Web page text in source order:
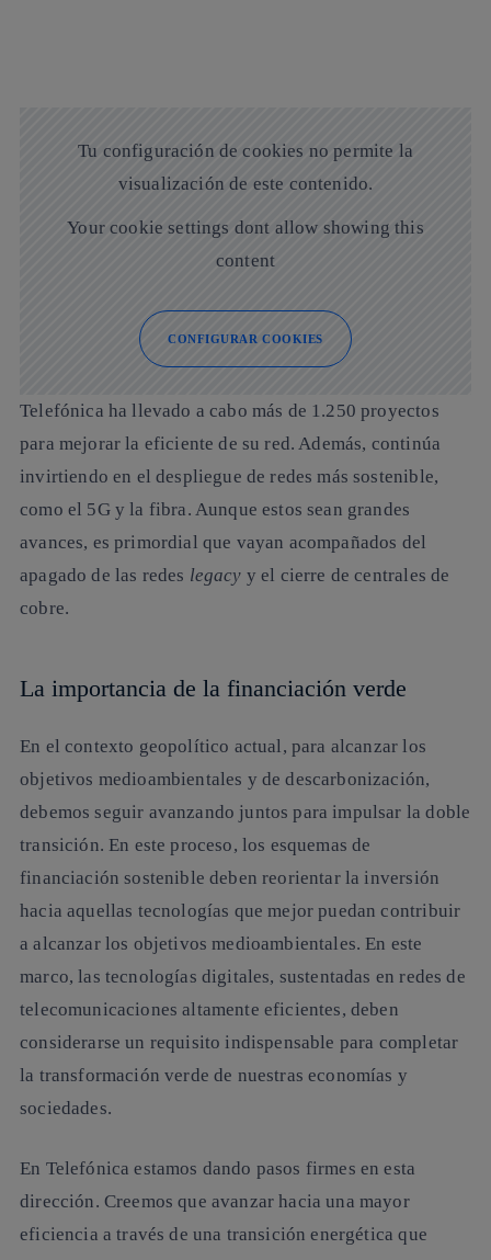
Tu configuración de cookies no permite la
visualización de este contenido.
Your cookie settings dont allow showing this
content
CONFIGURAR COOKIES
Telefónica ha llevado a cabo más de 1.250 proyectos
para mejorar la eficiente de su red. Además, continúa
invirtiendo en el despliegue de redes más sostenible,
como el 5G y la fibra. Aunque estos sean grandes
avances, es primordial que vayan acompañados del
apagado de las redes legacy y el cierre de centrales de
cobre.
La importancia de la financiación verde
En el contexto geopolítico actual, para alcanzar los
objetivos medioambientales y de descarbonización,
debemos seguir avanzando juntos para impulsar la doble
transición. En este proceso, los esquemas de
financiación sostenible deben reorientar la inversión
hacia aquellas tecnologías que mejor puedan contribuir
a alcanzar los objetivos medioambientales. En este
marco, las tecnologías digitales, sustentadas en redes de
telecomunicaciones altamente eficientes, deben
considerarse un requisito indispensable para completar
la transformación verde de nuestras economías y
sociedades.
En Telefónica estamos dando pasos firmes en esta
dirección. Creemos que avanzar hacia una mayor
eficiencia a través de una transición energética que